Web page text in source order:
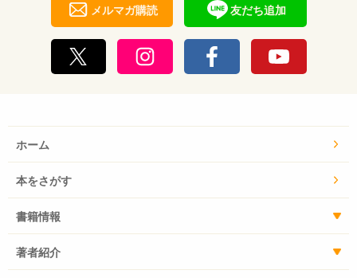
メルマガ購読 友だち追加
ホーム
本をさがす
書籍情報
著者紹介